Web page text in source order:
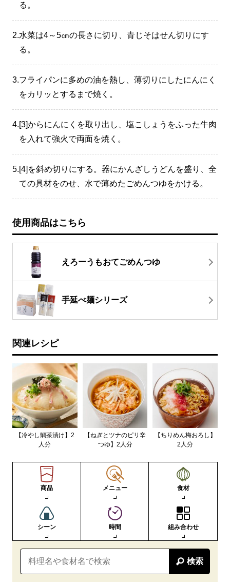
る。
2.水菜は4～5㎝の長さに切り、青じそはせん切りにす
る。
3.フライパンに多めの油を熱し、薄切りにしたにんにく
をカリッとするまで焼く。
4.[3]からにんにくを取り出し、塩こしょうをふった牛肉
を入れて強火で両面を焼く。
5.[4]を斜め切りにする。器にかんざしうどんを盛り、全
ての具材をのせ、水で薄めたごめんつゆをかける。
使用商品はこちら
えろーうもおてごめんつゆ
手延べ麺シリーズ
関連レシピ
【冷やし鯛茶漬け】2
人分
【ねぎとツナのピリ辛
つゆ】2人分
【ちりめん梅おろし】
2人分
商品 メニュー 食材
シーン 時間 組み合わせ
検索